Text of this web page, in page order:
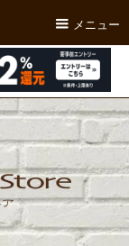
メニュー